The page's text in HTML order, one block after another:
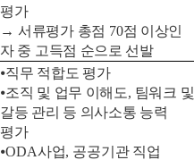
평가
→ 서류평가 총점 70점 이상인
자 중 고득점 순으로 선발
⦁직무 적합도 평가
⦁조직 및 업무 이해도, 팀워크 및
갈등 관리 등 의사소통 능력
평가
⦁ODA사업, 공공기관 직업